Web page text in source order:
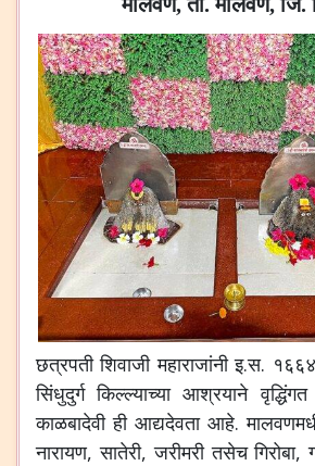
छत्रपती शिवाजी महाराजांनी इ.स. १६६४
सिंधुदुर्ग किल्ल्याच्या आश्रयाने वृद्धिंगत
काळबादेवी ही आद्यदेवता आहे.
नारायण,सातेरी,जरीमरी तसेच गिरोबा,